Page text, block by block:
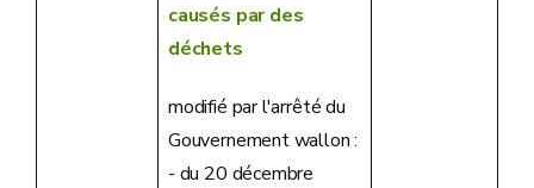
causés par des
déchets
modifié par l'arrêté du
Gouvernement wallon :
- du 20 décembre